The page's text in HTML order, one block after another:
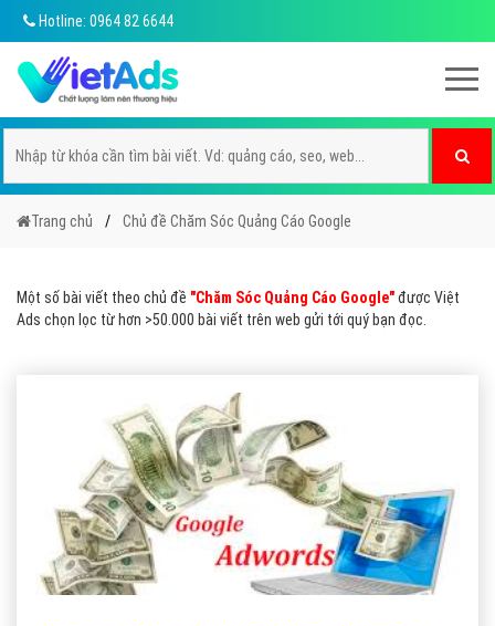
Hotline: 0964 82 6644
Trang chủ Chủ đề Chăm Sóc Quảng Cáo Google
Một số bài viết theo chủ đề "Chăm Sóc Quảng Cáo Google"được Việt
Ads chọn lọc từ hơn >50.000 bài viết trên web gửi tới quý bạn đọc.